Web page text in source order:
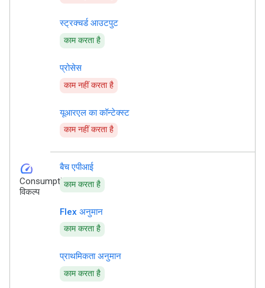
स्ट्रक्चर्ड आउटपुट
काम करता है
प्रोसेस
काम नहीं करता है
यूआरएल का कॉन्टेक्स्ट
काम नहीं करता है
speed
Consumption
विकल्प
बैच एपीआई
काम करता है
Flex अनुमान
काम करता है
प्राथमिकता अनुमान
काम करता है